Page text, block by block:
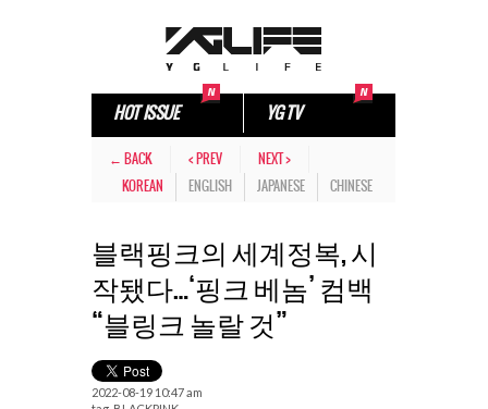
HOT ISSUE YG TV
← BACK < PREV
NEXT >
KOREAN
ENGLISH JAPANESE CHINESE
블랙핑크의 세계정복, 시
작됐다…‘핑크 베놈’ 컴백
“블링크 놀랄 것”
2022-08-19 10:47 am